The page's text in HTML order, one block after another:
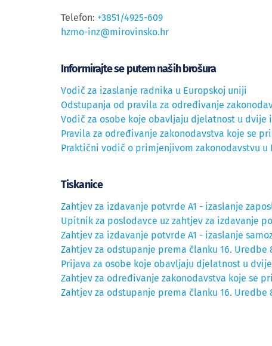
Telefon: +3851/4925-609
hzmo-inz@mirovinsko.hr
Informirajte se putem naših brošura
Vodič za izaslanje radnika u Europskoj uniji
Odstupanja od pravila za određivanje
Vodič za osobe koje obavljaju djelatnost u dvije
Pravila za određivanje zakonodavstva koje se
Praktični vodič o primjenjivom zakonodavstvu u
Tiskanice
Zahtjev za izdavanje potvrde A1 - izaslanje
Upitnik za poslodavce uz zahtjev za izdavanje
Zahtjev za izdavanje potvrde A1 - izaslanje
Zahtjev za odstupanje prema članku 16. Uredbe
Prijava za osobe koje obavljaju djelatnost u
Zahtjev za određivanje zakonodavstva koje se
Zahtjev za odstupanje prema članku 16. Uredbe